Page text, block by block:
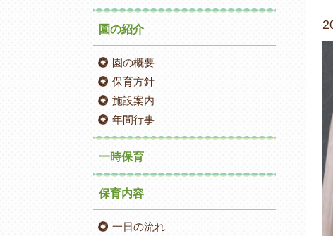
園の紹介
園の概要
保育方針
施設案内
年間行事
一時保育
保育内容
一日の流れ